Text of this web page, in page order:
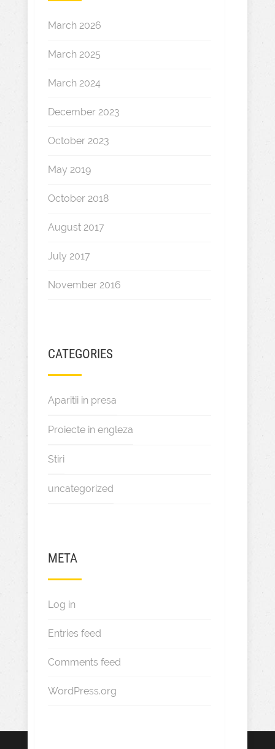
March 2026
March 2025
March 2024
December 2023
October 2023
May 2019
October 2018
August 2017
July 2017
November 2016
CATEGORIES
Aparitii in presa
Proiecte in engleza
Stiri
uncategorized
META
Log in
Entries feed
Comments feed
WordPress.org